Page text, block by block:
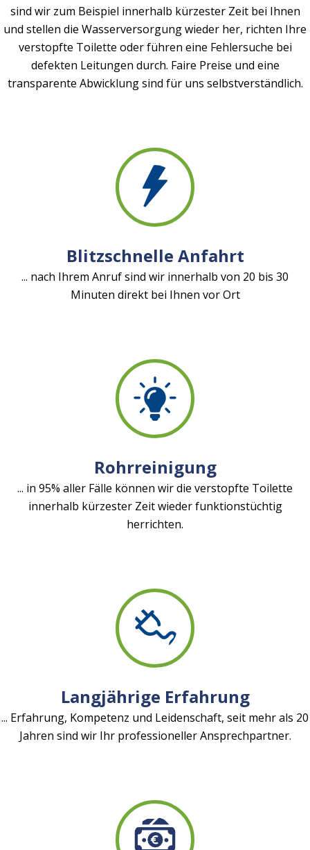
sind wir zum Beispiel innerhalb kürzester Zeit bei Ihnen
und stellen die Wasserversorgung wieder her, richten Ihre
verstopfte Toilette oder führen eine Fehlersuche bei
defekten Leitungen durch. Faire Preise und eine
transparente Abwicklung sind für uns selbstverständlich.
Blitzschnelle Anfahrt
... nach Ihrem Anruf sind wir innerhalb von 20 bis 30
Minuten direkt bei Ihnen vor Ort
Rohrreinigung
... in 95% aller Fälle können wir die verstopfte Toilette
innerhalb kürzester Zeit wieder funktionstüchtig
herrichten.
Langjährige Erfahrung
... Erfahrung, Kompetenz und Leidenschaft, seit mehr als 20
Jahren sind wir Ihr professioneller Ansprechpartner.